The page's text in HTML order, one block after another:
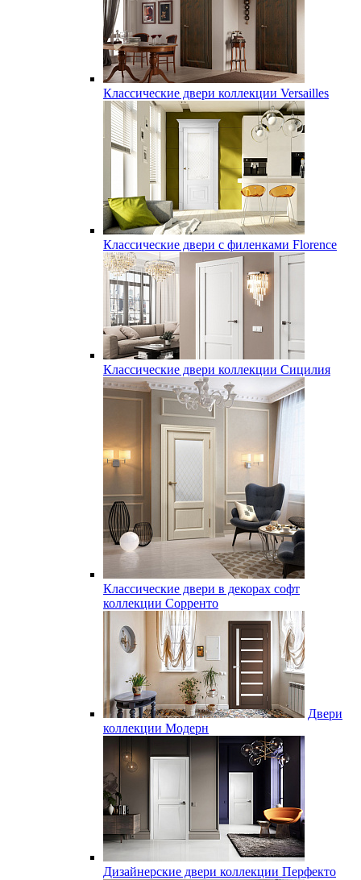
Классические двери коллекции Versailles
Классические двери с филенками Florence
Классические двери коллекции Сицилия
Классические двери в декорах софт
коллекции Сорренто
Двери
коллекции Модерн
Дизайнерские двери коллекции Перфекто